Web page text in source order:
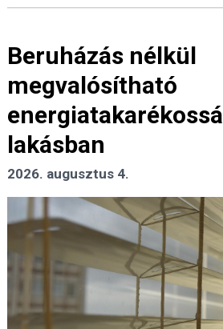
Beruházás nélkül
megvalósítható
lakásban
2026. augusztus 4.